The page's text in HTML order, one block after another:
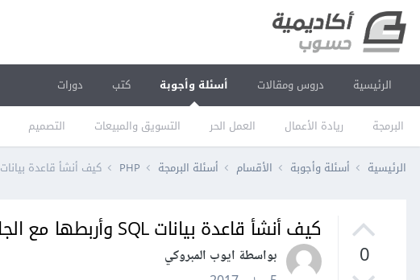
الرئيسية دروس ومقالات أسئلة وأجوبة
البرمجة ريادة الأعمال العمل الحر التسويق والمبيعات التصميم
كتب دورات
الرئيسية أسئلة وأجوبة الأقسام أسئلة البرمجة PHP كيف أنشأ قاعدة بيانات SQL وأربطها مع الجافا؟
0
كيف أنشأ قاعدة بيانات SQL وأربطها مع الجافا؟
بواسطة ايوب المبروكي